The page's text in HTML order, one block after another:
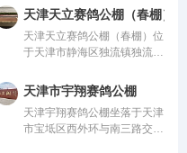
赛棚总长200米，赛棚面积
2850平米，按中鸽协标准可
容纳18000多羽赛鸽。周边环
境空旷无高大建筑。机房
天津天立赛鸽公棚（春棚）
天津天立赛鸽公棚（春棚）位
于天津市静海区独流镇独流减
信鸽协会监管。该公棚以国
际、国内先进、科学合理的设
计方案进行建设，采用一体化
钢架结构，公棚长2
天津市宇翔赛鸽公棚
天津宇翔赛鸽公棚坐落于天津
市宝坻区西外环与南三路交口